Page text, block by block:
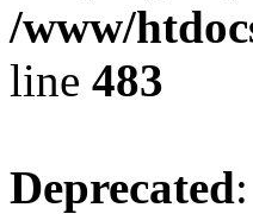
/www/
line 483
Deprecated